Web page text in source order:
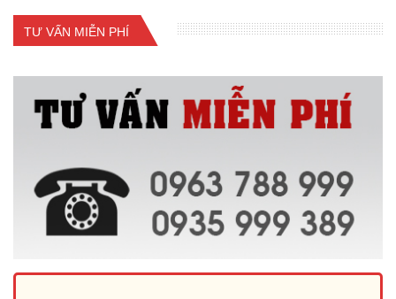
TƯ VẤN MIỄN PHÍ